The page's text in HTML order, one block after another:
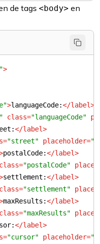
de tags <body> en
>
>languageCode:</label>
class="languageCode"
</label>
="street" placeholder=
postalCode:</label>
class="postalCode"
settlement:</label>
class="settlement"
maxResults:</label>
class="maxResults"
</label>
="cursor" placeholder=""